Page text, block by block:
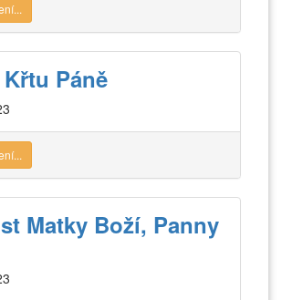
Páně
Matky Boží, Panny